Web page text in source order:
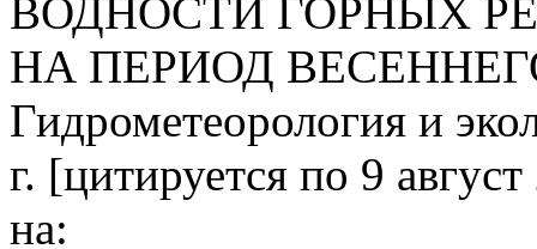
ВОДНОСТИ ГОРНЫХ
НА ПЕРИОД
Гидрометеорология и
г. [цитируется по 9
на: